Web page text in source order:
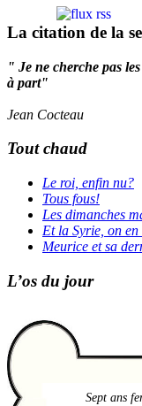
La citation de la
" Je ne cherche pas
à part"
Jean Cocteau
Tout chaud
Le roi, enfin nu?
Tous fous!
Les dimanches
Et la Syrie, on en
Meurice et sa
L’os du jour
Sept ans